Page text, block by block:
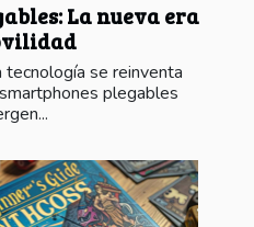
La nueva era
tecnología se reinventa
plegables